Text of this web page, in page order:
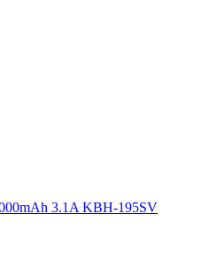
3.1A KBH-195SV